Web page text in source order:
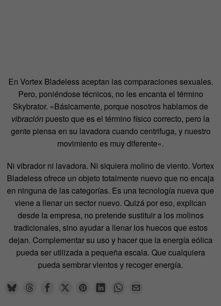
En Vortex Bladeless aceptan las comparaciones sexuales.
Pero, poniéndose técnicos, no les encanta el término
Skybrator. «Básicamente, porque nosotros hablamos de
vibración puesto que es el término físico correcto, pero la
gente piensa en su lavadora cuando centrifuga, y nuestro
movimiento es muy diferente».
Ni vibrador ni lavadora. Ni siquiera molino de viento. Vortex
Bladeless ofrece un objeto totalmente nuevo que no encaja
en ninguna de las categorías. Es una tecnología nueva que
viene a llenar un sector nuevo. Quizá por eso, explican
desde la empresa, no pretende sustituir a los molinos
tradicionales, sino ayudar a llenar los huecos que estos
dejan. Complementar su uso y hacer que la energía eólica
pueda ser utilizada a pequeña escala. Que cualquiera
pueda sembrar vientos y recoger energía.